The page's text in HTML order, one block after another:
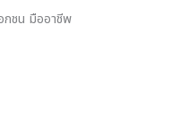
กชน มืออาชีพ